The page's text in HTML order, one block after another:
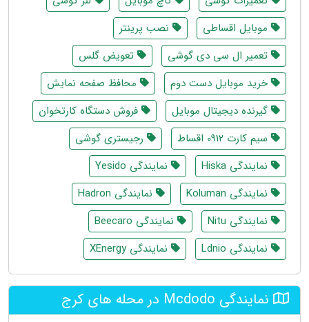
موبایل اقساطی
نصب پرینتر
تعمیر ال سی دی گوشی
تعویض گلس
خرید موبایل دست دوم
محافظ صفحه نمایش
گیرنده دیجیتال موبایل
فروش دستگاه کارتخوان
سیم کارت 0912 اقساط
رجیستری گوشی
نمایندگی Hiska
نمایندگی Yesido
نمایندگی Koluman
نمایندگی Hadron
نمایندگی Nitu
نمایندگی Beecaro
نمایندگی Ldnio
نمایندگی XEnergy
نمایندگی Mcdodo در محله های کرج